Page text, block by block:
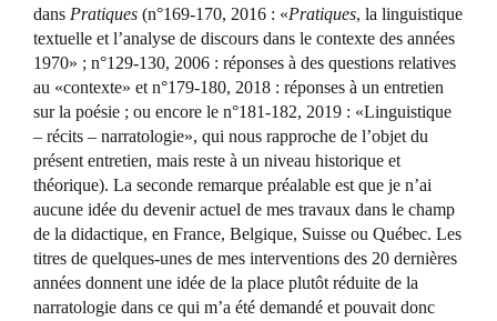
dans Pratiques (n°169-170, 2016 : «Pratiques, la linguistique
textuelle et l’analyse de discours dans le contexte des années
1970» ; n°129-130, 2006 : réponses à des questions relatives
au «contexte» et n°179-180, 2018 : réponses à un entretien
sur la poésie ; ou encore le n°181-182, 2019 : «Linguistique
– récits – narratologie», qui nous rapproche de l’objet du
présent entretien, mais reste à un niveau historique et
théorique). La seconde remarque préalable est que je n’ai
aucune idée du devenir actuel de mes travaux dans le champ
de la didactique, en France, Belgique, Suisse ou Québec. Les
titres de quelques-unes de mes interventions des 20 dernières
années donnent une idée de la place plutôt réduite de la
narratologie dans ce qui m’a été demandé et pouvait donc